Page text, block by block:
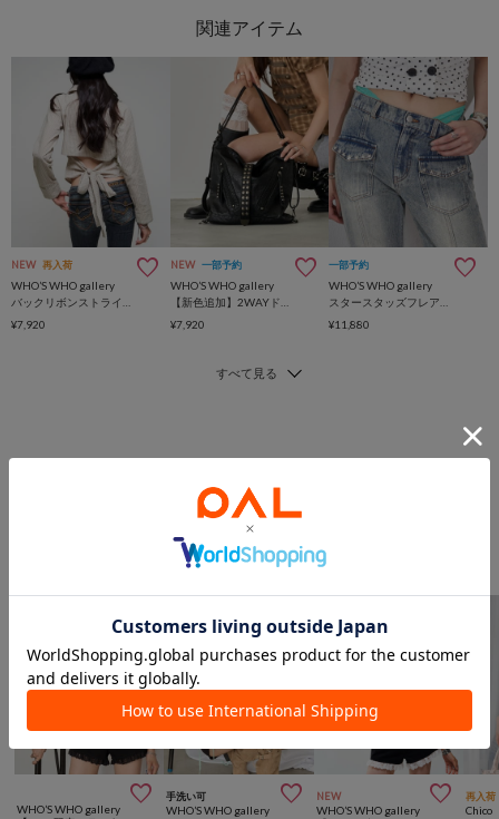
NEW 再入荷
WHO’S WHO gallery
¥7,920
NEW 一部予約
WHO’S WHO gallery
¥7,920
一部予約
WHO’S WHO gallery
¥11,880
こんなアイテムも見ています
トップスからのおすすめ

WHO’S WHO gallery
手洗い可 
WHO’S WHO gallery
NEW 
WHO’S WHO gallery
再入荷
Chico